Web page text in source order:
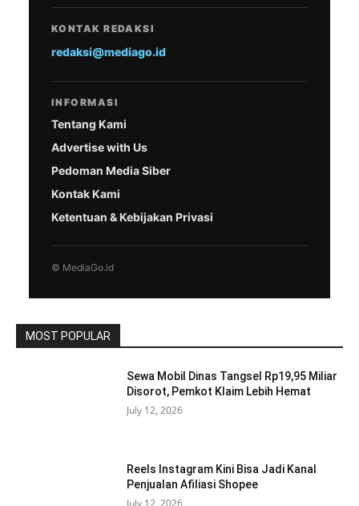
KONTAK REDAKSI
redaksi@mediago.id
INFORMASI
Tentang Kami
Advertise with Us
Pedoman Media Siber
Kontak Kami
Ketentuan & Kebijakan Privasi
© MediaGo.id
MOST POPULAR
Sewa Mobil Dinas Tangsel Rp19,95 Miliar
Disorot, Pemkot Klaim Lebih Hemat
July 12, 2026
Reels Instagram Kini Bisa Jadi Kanal
Penjualan Afiliasi Shopee
July 12, 2026